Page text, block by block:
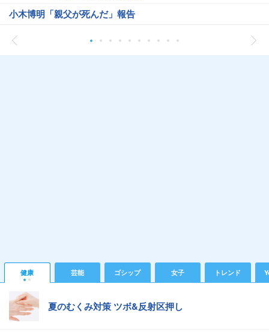
小木博明「親父が死んだ」報告
健康 芸能 ゴシップ 女子 トレンド
夏のむくみ対策 ツボ&反射区押し